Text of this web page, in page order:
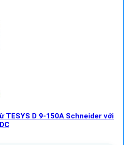
TESYS D 9-150A Schneider với